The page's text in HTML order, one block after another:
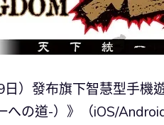
）發布旗下智慧型手機
への道-）》（iOS/